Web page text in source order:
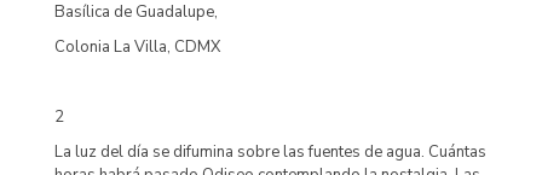
Basílica de Guadalupe,
Colonia La Villa, CDMX
2
La luz del día se difumina sobre las fuentes de agua. Cuántas